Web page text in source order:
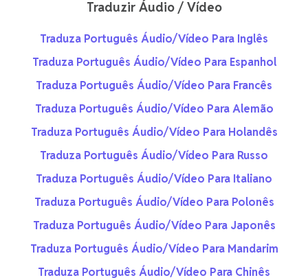
Traduzir Áudio / Vídeo
Traduza Português Áudio/Vídeo Para Inglês
Traduza Português Áudio/Vídeo Para Espanhol
Traduza Português Áudio/Vídeo Para Francês
Traduza Português Áudio/Vídeo Para Alemão
Traduza Português Áudio/Vídeo Para Holandês
Traduza Português Áudio/Vídeo Para Russo
Traduza Português Áudio/Vídeo Para Italiano
Traduza Português Áudio/Vídeo Para Polonês
Traduza Português Áudio/Vídeo Para Japonês
Traduza Português Áudio/Vídeo Para Mandarim
Traduza Português Áudio/Vídeo Para Chinês